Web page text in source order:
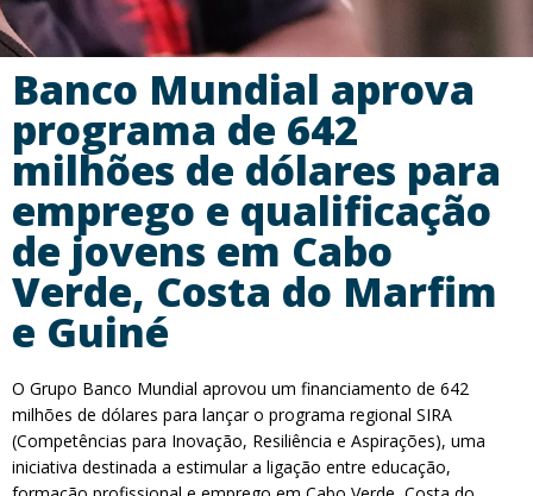
Banco Mundial aprova
programa de 642
milhões de dólares para
emprego e qualificação
de jovens em Cabo
Verde, Costa do Marfim
e Guiné
O Grupo Banco Mundial aprovou um financiamento de 642
milhões de dólares para lançar o programa regional SIRA
(Competências para Inovação, Resiliência e Aspirações), uma
iniciativa destinada a estimular a ligação entre educação,